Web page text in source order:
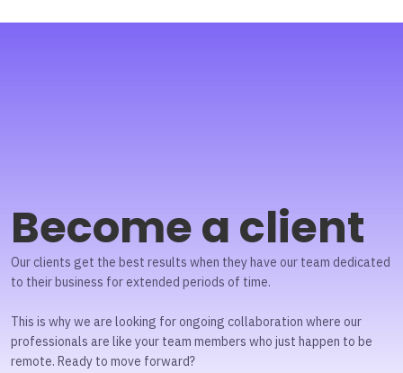
Become a client
Our clients get the best results when they have our team dedicated
to their business for extended periods of time.
This is why we are looking for ongoing collaboration where our
professionals are like your team members who just happen to be
remote. Ready to move forward?